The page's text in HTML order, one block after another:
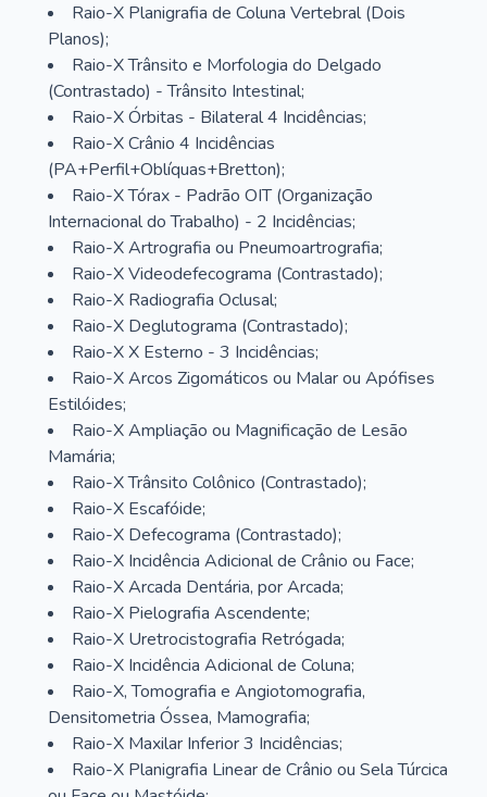
Raio-X Planigrafia de Coluna Vertebral (Dois
Planos);
Raio-X Trânsito e Morfologia do Delgado
(Contrastado) - Trânsito Intestinal;
Raio-X Órbitas - Bilateral 4 Incidências;
Raio-X Crânio 4 Incidências
(PA+Perfil+Oblíquas+Bretton);
Raio-X Tórax - Padrão OIT (Organização
Internacional do Trabalho) - 2 Incidências;
Raio-X Artrografia ou Pneumoartrografia;
Raio-X Videodefecograma (Contrastado);
Raio-X Radiografia Oclusal;
Raio-X Deglutograma (Contrastado);
Raio-X X Esterno - 3 Incidências;
Raio-X Arcos Zigomáticos ou Malar ou Apófises
Estilóides;
Raio-X Ampliação ou Magnificação de Lesão
Mamária;
Raio-X Trânsito Colônico (Contrastado);
Raio-X Escafóide;
Raio-X Defecograma (Contrastado);
Raio-X Incidência Adicional de Crânio ou Face;
Raio-X Arcada Dentária, por Arcada;
Raio-X Pielografia Ascendente;
Raio-X Uretrocistografia Retrógada;
Raio-X Incidência Adicional de Coluna;
Raio-X, Tomografia e Angiotomografia,
Densitometria Óssea, Mamografia;
Raio-X Maxilar Inferior 3 Incidências;
Raio-X Planigrafia Linear de Crânio ou Sela Túrcica